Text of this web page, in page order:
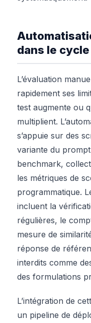
dans le
L’évaluation
rapidement ses
test augmente ou
multiplient.
s’appuie sur des
variante du
benchmark,
les métriques de
programmatique.
incluent la
régulières, le
mesure de
réponse de
interdits comme
des formulations
L’intégration de
un pipeline de